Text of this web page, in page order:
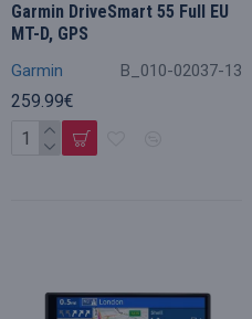
Garmin B_010-02037-13
Garmin DriveSmart 55 Full EU
MT-D, GPS
259.99€